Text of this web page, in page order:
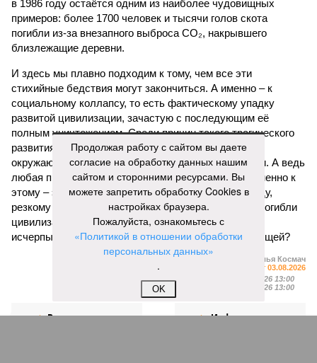
в 1986 году остаётся одним из наиболее чудовищных
примеров: более 1700 человек и тысячи голов скота
погибли из-за внезапного выброса CO₂, накрывшего
близлежащие деревни.
И здесь мы плавно подходим к тому, чем все эти
стихийные бедствия могут закончиться. А именно – к
социальному коллапсу, то есть фактическому упадку
развитой цивилизации, зачастую с последующим её
полным уничтожением. Среди причин такого трагического
развития событий учёные называют деградацию
окружающей среды, истощение ресурсов и болезни. А ведь
любая природная катастрофа непременно ведёт именно к
этому – экономическому кризису, эпидемиям, голоду,
резкому сокращению численности населения. Так погибли
цивилизации шумеров, майя, кхмеров – список не
исчерпывающий. Какая цивилизация будет следующей?
Илья Космач
Газета
«Наша версия» №29 от 03.08.2026
Опубликовано:
05.08.2026 13:00
Отредактировано:
05.08.2026 13:00
Возраст Инфантино
Продолжая работу с сайтом вы даете
согласие на обработку данных нашим
сайтом и сторонними ресурсами. Вы
можете запретить обработку Cookies в
настройках браузера.
Пожалуйста, ознакомьтесь с
«Политикой в отношении обработки
персональных данных»
.
OK